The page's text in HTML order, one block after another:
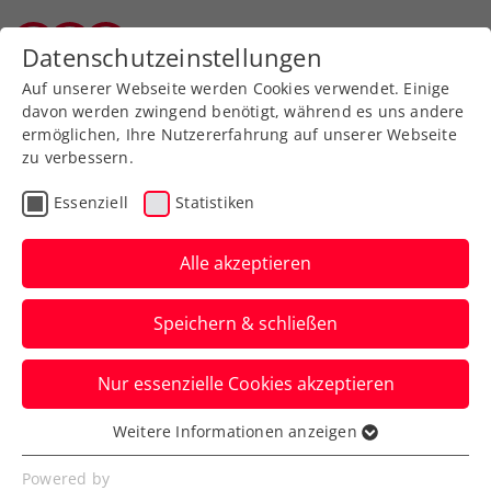
Zurück zur Newsübersicht
Davis Cup
Ohneberg, Melzer und
Ofner im spannenden
KURIER TV SPORT Talk
KURIER-Sportredakteur und -moderator
Harald Ottawa bespricht mit dem Trio
Datenschutzeinstellungen
Auf unserer Webseite werden Cookies verwendet. Einige
davon werden zwingend benötigt, während es uns andere
ermöglichen, Ihre Nutzererfahrung auf unserer Webseite
zu verbessern.
Essenziell Statistiken
Alle akzeptieren
Speichern & schließen
Nur essenzielle Cookies akzeptieren
Essenziell
Essenzielle Cookies werden für grundlegende
Weitere Informationen anzeigen
Powered by